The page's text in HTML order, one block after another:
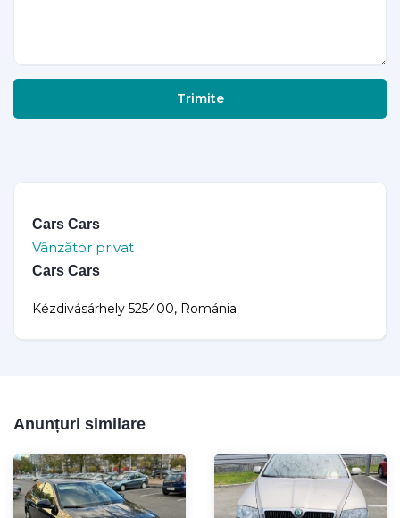
Trimite
Cars Cars
Vânzător privat
Cars Cars
Kézdivásárhely 525400, Románia
Anunțuri similare